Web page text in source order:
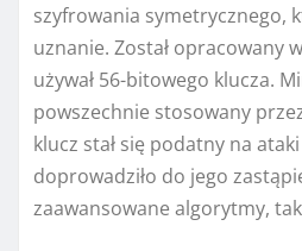
szyfrowania symetrycznego,
uznanie. Został opracowany
używał 56-bitowego klucza.
powszechnie stosowany
klucz stał się podatny na
doprowadziło do jego
zaawansowane algorytmy,